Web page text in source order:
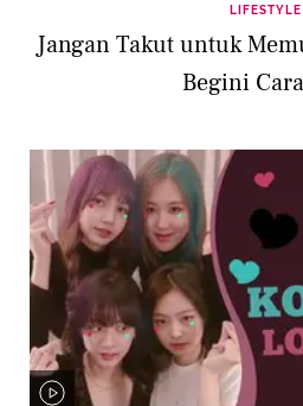
LIFESTYLE
Jangan Takut untuk
Begini